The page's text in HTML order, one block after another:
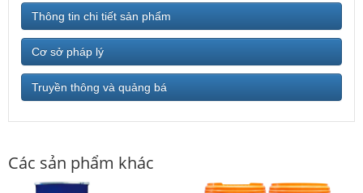
Thông tin chi tiết sản phẩm
Cơ sở pháp lý
Truyền thông và quảng bá
Các sản phẩm khác